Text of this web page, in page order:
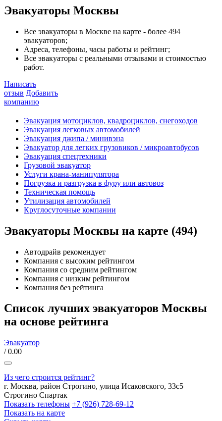
Эвакуаторы Москвы
Все эвакуаторы в Москве на карте - более 494
эвакуаторов;
Адреса, телефоны, часы работы и рейтинг;
Все эвакуаторы с реальными отзывами и стоимостью
работ.
Написать
отзыв Добавить
компанию
Эвакуация мотоциклов, квадроциклов, снегоходов
Эвакуация легковых автомобилей
Эвакуация джипа / минивэна
Эвакуатор для легких грузовиков / микроавтобусов
Эвакуация спецтехники
Грузовой эвакуатор
Услуги крана-манипулятора
Погрузка и разгрузка в фуру или автовоз
Техническая помощь
Утилизация автомобилей
Круглосуточные компании
Эвакуаторы Москвы на карте (494)
Автодрайв рекомендует
Компания с высоким рейтингом
Компания со средним рейтингом
Компания с низким рейтингом
Компания без рейтинга
Список лучших эвакуаторов Москвы
на основе рейтинга
Эвакуатор
/ 0.00
Из чего строится рейтинг?
г. Москва, район Строгино, улица Исаковского, 33с5
Строгино Спартак
Показать телефоны +7 (926) 728-69-12
Показать на карте